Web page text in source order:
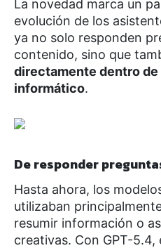
La novedad marca un
evolución de los
ya no solo responden
contenido, sino que
directamente dentro
informático.
De responder
Hasta ahora, los
utilizaban
resumir información o
creativas. Con GPT-